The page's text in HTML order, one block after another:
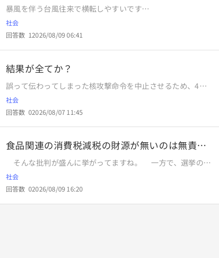
暴風を伴う台風往来で横転しやすいです
か。
社会
回答数 12026/08/09 06:41
結果が全てか？
誤って伝わってしまった核攻撃命令を中止させるため、4人
の側近全員が核攻撃命令を確実に中止することを、大統領に
約束した。 Aは中止命令の文書を書いたものの、手下にその
文書を渡し、その手下は誰も実行部隊に渡さなかった。その
ため核攻撃は誤って実行された。 Bは中止命令のメールを自
おり、結局核攻撃は誤って実行された。 Cは中止命令の信号
を正しく送ったが、通信機器のトラブルにより結局命令指示
は伝わらず、核攻撃は誤って実行された。 Dは中止命令の指
示を実行部隊に直接伝えた。それなのに何故か分からないが
核攻撃は誤って実行された。 この4人の中で、大統領との約
社会
回答数 02026/08/07 11:45
食品関連の消費税減税の財源が無いのは無責任
だ……
そんな批判が盛んに挙がってますね。 一方で、選挙の時
に高市政権の２年限定どころか、恒久的な消費税減税や、消
費税廃止、手取りを増やすなどを叫んで居た政党も多いけ
ど、そんな政党はどこから財源を捻出するつもりだったんで
しょう？
社会
回答数 02026/08/09 16:20